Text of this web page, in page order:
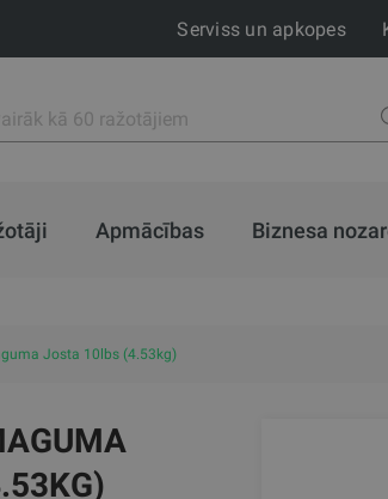
Serviss un apkopes
Apmācības Biznesa
Josta 10lbs (4.53kg)